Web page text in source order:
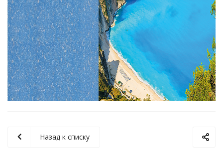
Назад к списку